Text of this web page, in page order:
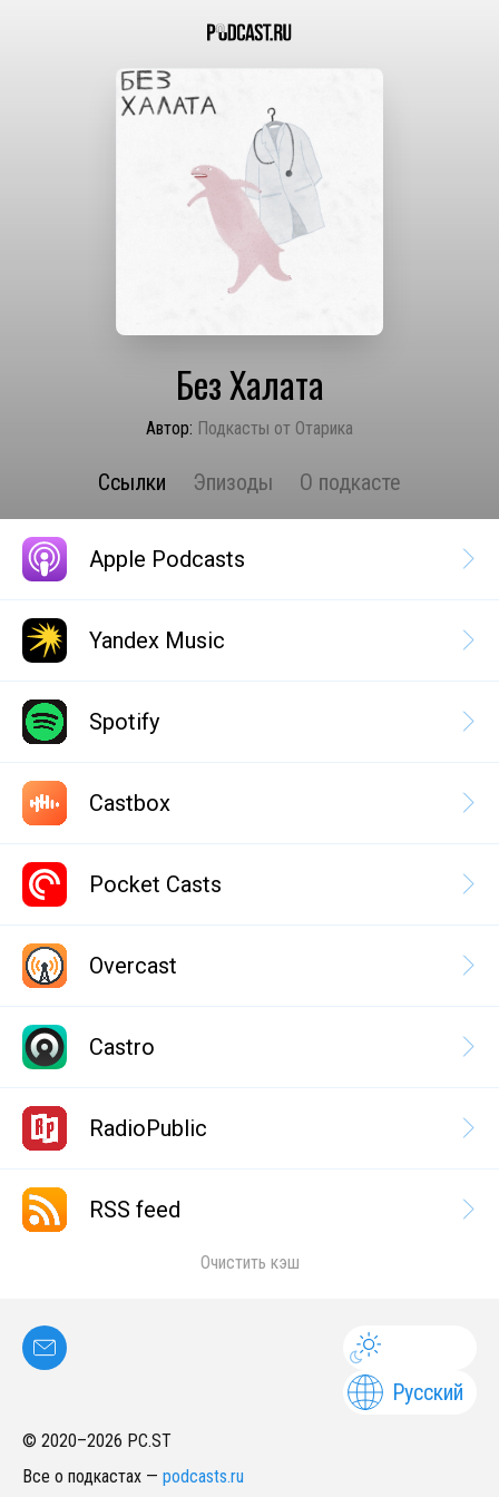
Без Халата
Автор: Подкасты от Отарика
Ссылки Эпизоды О подкасте
Apple Podcasts
Yandex Music
Spotify
Castbox
Pocket Casts
Overcast
Castro
RadioPublic
RSS feed
Очистить кэш
Русский
© 2020–2026 PC.ST
Все о подкастах — podcasts.ru